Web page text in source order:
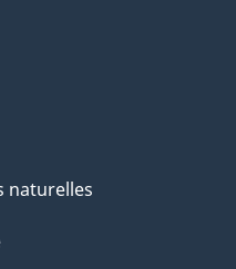
naturelles